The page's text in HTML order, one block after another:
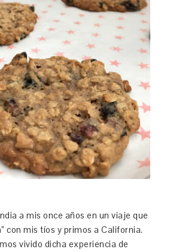
a mis once años en un viaje que
con mis tíos y primos a California.
vivido dicha experiencia de